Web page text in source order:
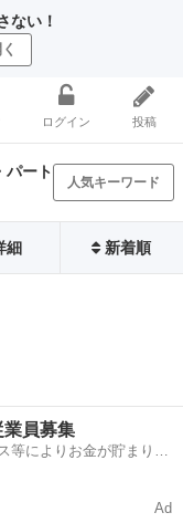
ない！
ログイン 投稿
パート
人気キーワード
細 新着順
業員募集
等によりお金が貯まりや
Ad